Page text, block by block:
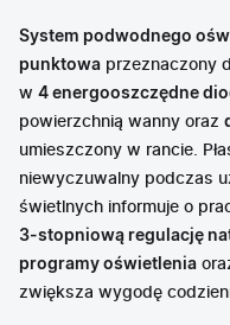
System podwodnego
punktowa przeznaczony
w 4 energooszczędne
powierzchnią wanny oraz
umieszczony w rancie.
niewyczuwalny podczas
świetlnych informuje o
3-stopniową regulację
programy oświetlenia
zwiększa wygodę